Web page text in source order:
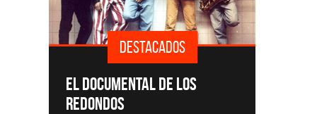
DESTACADOS
EL DOCUMENTAL DE LOS
REDONDOS